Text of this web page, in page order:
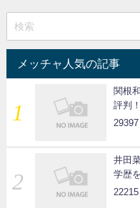
メッチャ人気の記事
関根
評判
29397
井田
学歴
22215